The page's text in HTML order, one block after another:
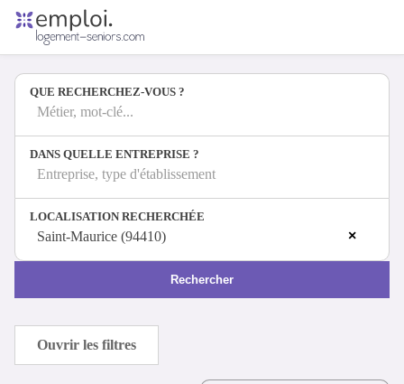
Offres d'emploi
Entreprises
Métiers
Se connecter
Espace candidat
Espace recruteur
QUE RECHERCHEZ-VOUS ?
Métier, mot-clé...
DANS QUELLE ENTREPRISE ?
Entreprise, type d'établissement
LOCALISATION RECHERCHÉE
×
Saint-Maurice (94410)
Rechercher
Ouvrir les filtres